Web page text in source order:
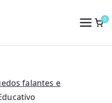
Baby
0
falantes e